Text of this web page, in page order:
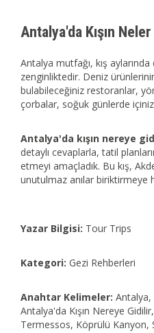
Antalya'da Kışın
Antalya mutfağı, kış
zenginliktedir. Deniz
bulabileceğiniz restoranlar,
çorbalar, soğuk günlerde içinizi
Antalya'da kışın nereye
detaylı cevaplarla, tatil
etmeyi amaçladık. Bu kış,
unutulmaz anılar biriktirmeye
Yazar Bilgisi: Tour Trips
Kategori: Gezi Rehberleri
Anahtar Kelimeler: Antalya,
Antalya'da Kışın Nereye
Termessos, Köprülü Kanyon,